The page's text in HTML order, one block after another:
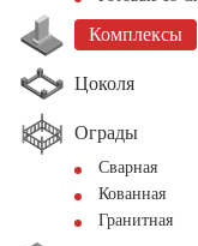
Комплексы
Цоколя
Ограды
Сварная
Кованная
Гранитная